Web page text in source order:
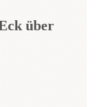
über